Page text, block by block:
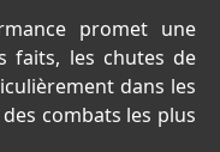
promet une
faits, les chutes de
dans les
combats les plus